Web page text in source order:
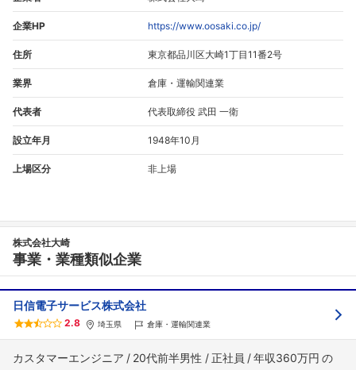
企業HP https://www.oosaki.co.jp/
住所 東京都品川区大崎1丁目11番2号
業界 倉庫・運輸関連業
代表者 代表取締役 武田 一衛
設立年月 1948年10月
上場区分 非上場
株式会社大崎
事業・業種類似企業
日信電子サービス株式会社
2.8 埼玉県 倉庫・運輸関連業
カスタマーエンジニア 20代前半男性 正社員 年収360万円